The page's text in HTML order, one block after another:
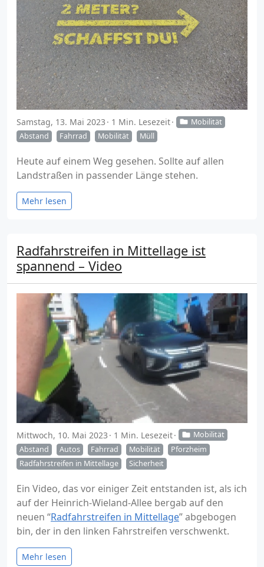
Samstag, 13. Mai 2023 1 Min. Lesezeit
Mobilität
Abstand
Fahrrad Mobilität Müll
Heute auf einem Weg gesehen. Sollte auf allen
Landstraßen in passender Länge stehen.
Mehr lesen
Radfahrstreifen in Mittellage ist
spannend – Video
Mittwoch, 10. Mai 2023 1 Min. Lesezeit
Mobilität
Abstand
Autos Fahrrad Mobilität
Pforzheim
Radfahrstreifen in Mittellage
Sicherheit
Ein Video, das vor einiger Zeit entstanden ist, als ich
auf der Heinrich-Wieland-Allee bergab auf den
neuen “Radfahrstreifen in Mittellage” abgebogen
bin, der in den linken Fahrstreifen verschwenkt.
Mehr lesen